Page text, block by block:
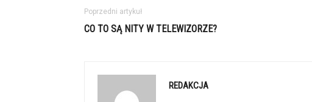
Poprzedni artykuł
CO TO SĄ NITY W TELEWIZORZE?
REDAKCJA